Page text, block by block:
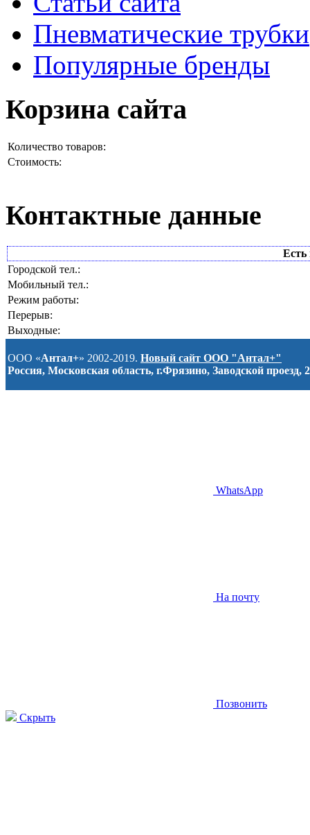
Пневматические трубки
Популярные бренды
Корзина сайта
Количество товаров:
Стоимость:
Контактные данные
Есть
Городской тел.:
Мобильный тел.:
Режим работы:
Перерыв:
Выходные:
ООО «Антал+» 2002-2019. Новый сайт ООО "Антал+"
Россия, Московская область, г.Фрязино, Заводской проезд, 2
WhatsApp
На почту
Позвонить
Скрыть